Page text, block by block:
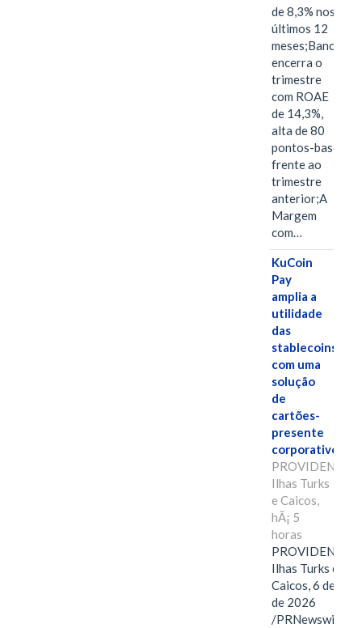
de 8,3% nos
últimos 12
meses;Banco
encerra o
trimestre
com ROAE
de 14,3%,
alta de 80
pontos-base
frente ao
trimestre
anterior;A
Margem
com…
KuCoin
Pay
amplia a
utilidade
das
stablecoins
com uma
solução
de
cartões-
presente
corporativos.
Ilhas Turks
e Caicos,
hÃ¡ 5
horas
Ilhas Turks e
Caicos, 6 de
de 2026
/PRNewswire/